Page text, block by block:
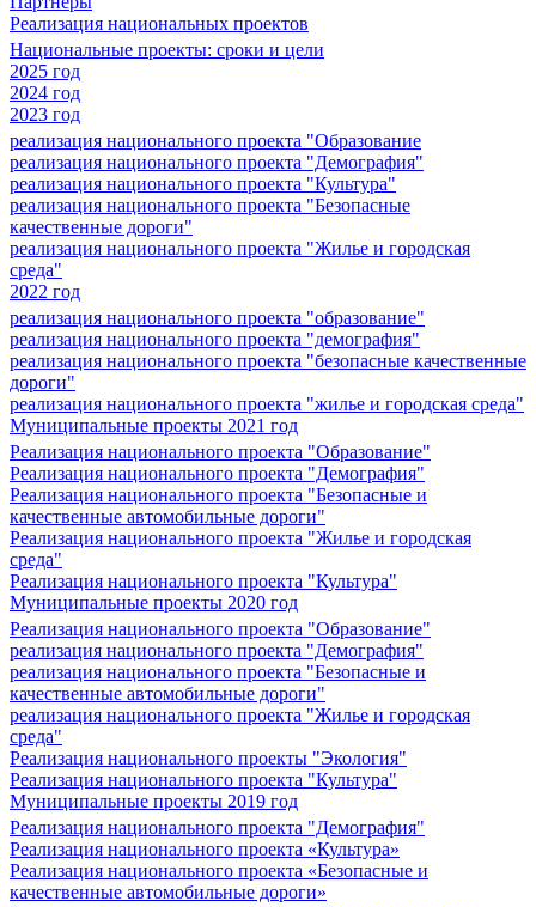
Реализация национальных проектов
Национальные проекты: сроки и цели
2025 год
2024 год
2023 год
реализация национального проекта "Образование
реализация национального проекта "Демография"
реализация национального проекта "Культура"
реализация национального проекта "Безопасные
качественные дороги"
реализация национального проекта "Жилье и городская
среда"
2022 год
реализация национального проекта "образование"
реализация национального проекта "демография"
реализация национального проекта "безопасные качественные
дороги"
реализация национального проекта "жилье и городская среда"
Муниципальные проекты 2021 год
Реализация национального проекта "Образование"
Реализация национального проекта "Демография"
Реализация национального проекта "Безопасные и
качественные автомобильные дороги"
Реализация национального проекта "Жилье и городская
среда"
Реализация национального проекта "Культура"
Муниципальные проекты 2020 год
Реализация национального проекта "Образование"
реализация национального проекта "Демография"
реализация национального проекта "Безопасные и
качественные автомобильные дороги"
реализация национального проекта "Жилье и городская
среда"
Реализация национального проекты "Экология"
Реализация национального проекта "Культура"
Муниципальные проекты 2019 год
Реализация национального проекта "Демография"
Реализация национального проекта «Культура»
Реализация национального проекта «Безопасные и
качественные автомобильные дороги»